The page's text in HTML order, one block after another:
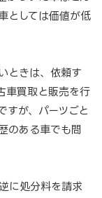
としては価値が低
ときは、依頼す
車買取と販売を行
すが、パーツごと
のある車でも問
に処分料を請求